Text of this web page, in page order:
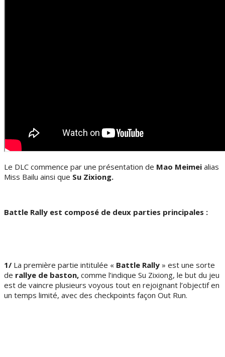
Le DLC commence par une présentation de Mao Meimei alias
Miss Bailu ainsi que Su Zixiong.
Battle Rally est composé de deux parties principales :
1/ La première partie intitulée « Battle Rally » est une sorte
de rallye de baston, comme l’indique Su Zixiong, le but du jeu
est de vaincre plusieurs voyous tout en rejoignant l’objectif en
un temps limité, avec des checkpoints façon Out Run.